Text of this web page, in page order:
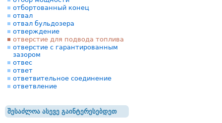
отбортованный конец
отвал
отвал бульдозера
отверждение
отверстие для подвода топлива
отверстие с гарантированным
зазором
отвес
ответ
ответвительное соединение
ответвление
შესაძლოა ასევე გაინტერესებდეთ